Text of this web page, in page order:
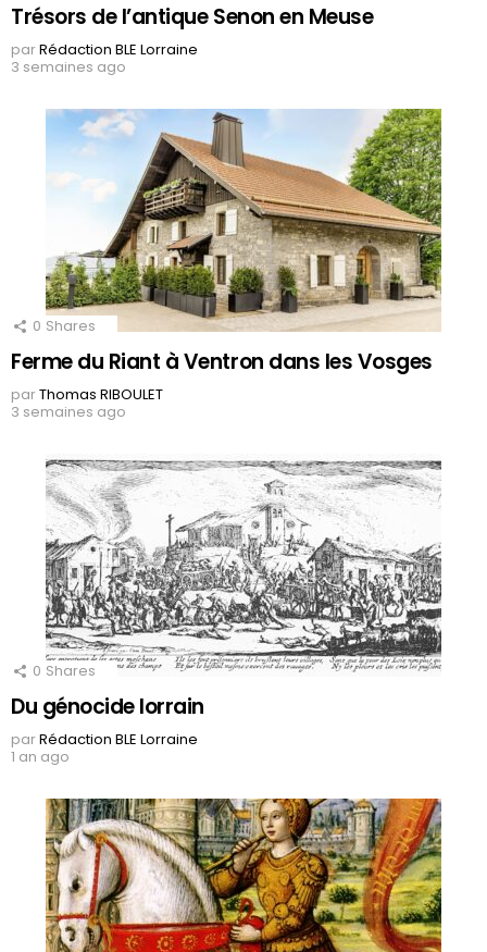
Trésors de l’antique Senon en Meuse
parRédaction BLE Lorraine
3 semaines ago
0 Shares
Ferme du Riant à Ventron dans les Vosges
parThomas RIBOULET
3 semaines ago
0 Shares
Du génocide lorrain
parRédaction BLE Lorraine
1 an ago